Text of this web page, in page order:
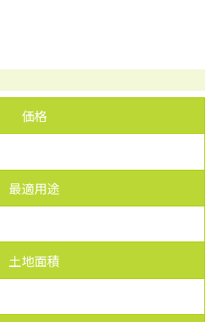
価格
最適用途
土地面積